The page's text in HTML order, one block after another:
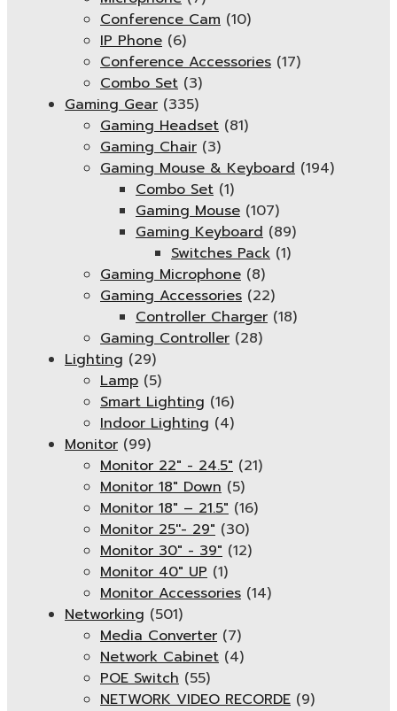
Conference Cam (10)
IP Phone (6)
Conference Accessories (17)
Combo Set (3)
Gaming Gear (335)
Gaming Headset (81)
Gaming Chair (3)
Gaming Mouse & Keyboard (194)
Combo Set (1)
Gaming Mouse (107)
Gaming Keyboard (89)
Switches Pack (1)
Gaming Microphone (8)
Gaming Accessories (22)
Controller Charger (18)
Gaming Controller (28)
Lighting (29)
Lamp (5)
Smart Lighting (16)
Indoor Lighting (4)
Monitor (99)
Monitor 22" - 24.5" (21)
Monitor 18" Down (5)
Monitor 18″ – 21.5″ (16)
Monitor 25''- 29" (30)
Monitor 30" - 39" (12)
Monitor 40" UP (1)
Monitor Accessories (14)
Networking (501)
Media Converter (7)
Network Cabinet (4)
POE Switch (55)
NETWORK VIDEO RECORDE (9)